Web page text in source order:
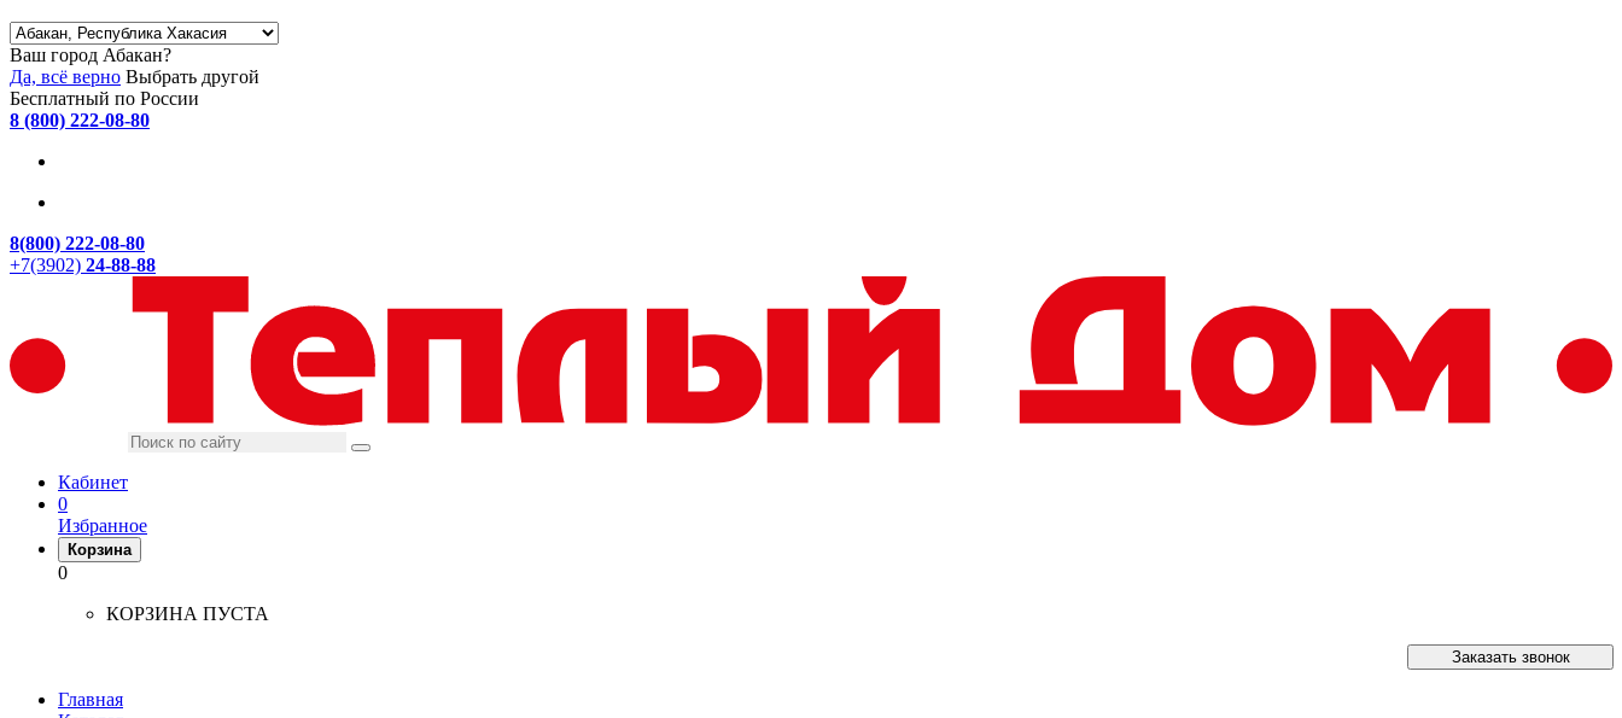
Ваш город Абакан?
Да, всё верно Выбрать другой
Бесплатный по России
8 (800) 222-08-80
8(800) 222-08-80
+7(3902) 24-88-88
Кабинет
0
Избранное
Корзина
0
КОРЗИНА ПУСТА
Заказать звонок
Главная